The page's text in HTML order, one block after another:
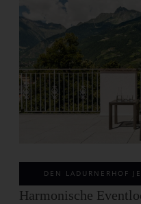
DEN LADURNERHOF
Harmonische